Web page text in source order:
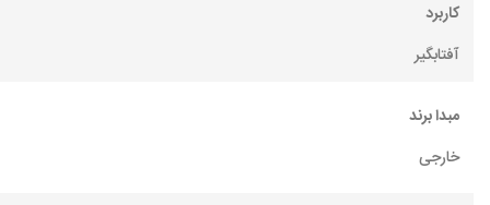
کاربرد
آفتابگیر
مبدا برند
خارجی